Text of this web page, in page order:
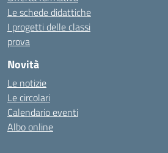
Le schede didattiche
I progetti delle classi
prova
Novità
Le notizie
Le circolari
Calendario eventi
Albo online